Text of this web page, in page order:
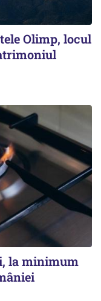
Olimp, locul
la minimum